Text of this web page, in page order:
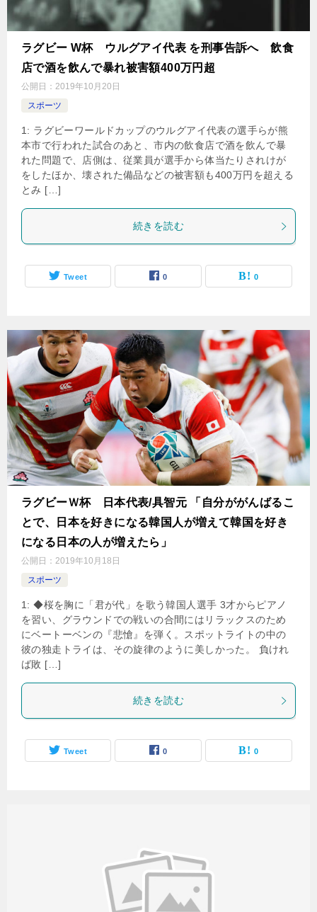
ラグビー W杯 ウルグアイ代表 を刑事告訴へ 飲食
店で酒を飲んで暴れ被害額400万円超
公開日： 2019年10月20日
スポーツ
1: ラグビーワールドカップのウルグアイ代表の選手らが熊
本市で行われた試合のあと、市内の飲食店で酒を飲んで暴
れた問題で、店側は、従業員が選手から体当たりされけが
をしたほか、壊された備品などの被害額も400万円を超える
とみ […]
続きを読む
Tweet 0 0
ラグビーＷ杯 日本代表/具智元 「自分ががんばるこ
とで、日本を好きになる韓国人が増えて韓国を好き
になる日本の人が増えたら」
公開日： 2019年10月18日
スポーツ
1: ◆桜を胸に「君が代」を歌う韓国人選手 3才からピアノ
を習い、グラウンドでの戦いの合間にはリラックスのため
にベートーベンの『悲愴』を弾く。スポットライトの中の
彼の独走トライは、その旋律のように美しかった。 負けれ
ば敗 […]
続きを読む
Tweet 0 0